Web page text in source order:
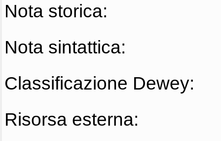
Nota storica:
Nota sintattica:
Classificazione Dewey:
Risorsa esterna: